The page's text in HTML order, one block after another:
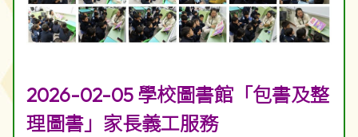
2026-02-05 學校圖書館「包書及整
理圖書」家長義工服務